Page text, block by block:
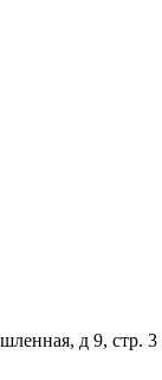
д 9, стр. 3